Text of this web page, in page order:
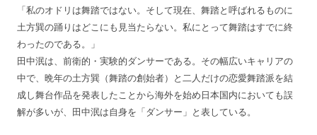
「私のオドリは舞踏ではない。そして現在、舞踏と呼ばれるものに
土方巽の踊りはどこにも見当たらない。私にとって舞踏はすでに終
わったのである。」
田中泯は、前衛的・実験的ダンサーである。その幅広いキャリアの
中で、晩年の土方巽（舞踏の創始者）と二人だけの恋愛舞踏派を結
成し舞台作品を発表したことから海外を始め日本国内においても誤
解が多いが、田中泯は自身を「ダンサー」と表している。